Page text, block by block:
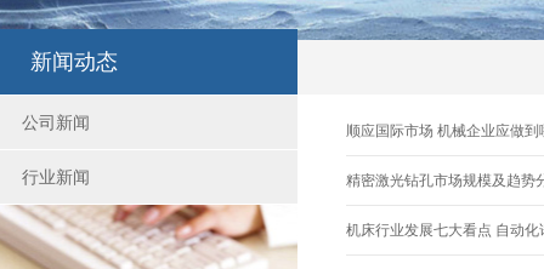
新闻动态
公司新闻
行业新闻
顺应国际市场 机械企业应做到
精密激光钻孔市场规模及趋势
机床行业发展七大看点 自动化